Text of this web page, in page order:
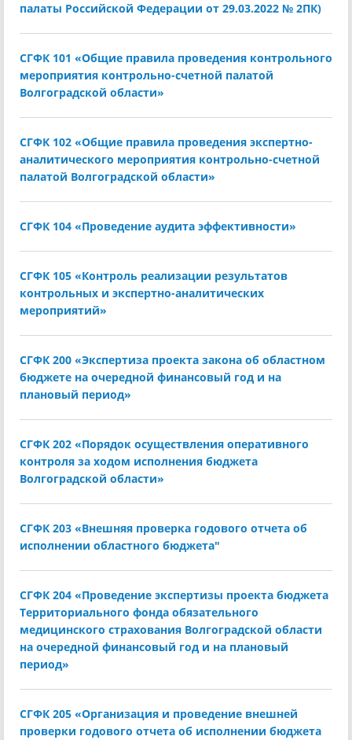
палаты Российской Федерации от 29.03.2022 № 2ПК)
СГФК 101 «Общие правила проведения контрольного
мероприятия контрольно-счетной палатой
Волгоградской области»
СГФК 102 «Общие правила проведения экспертно-
аналитического мероприятия контрольно-счетной
палатой Волгоградской области»
СГФК 104 «Проведение аудита эффективности»
СГФК 105 «Контроль реализации результатов
контрольных и экспертно-аналитических
мероприятий»
СГФК 200 «Экспертиза проекта закона об областном
бюджете на очередной финансовый год и на
плановый период»
СГФК 202 «Порядок осуществления оперативного
контроля за ходом исполнения бюджета
Волгоградской области»
СГФК 203 «Внешняя проверка годового отчета об
исполнении областного бюджета"
СГФК 204 «Проведение экспертизы проекта бюджета
Территориального фонда обязательного
медицинского страхования Волгоградской области
на очередной финансовый год и на плановый
период»
СГФК 205 «Организация и проведение внешней
проверки годового отчета об исполнении бюджета